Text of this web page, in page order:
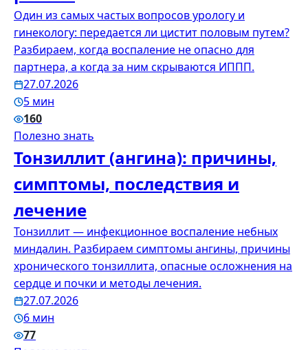
Один из самых частых вопросов урологу и
гинекологу: передается ли цистит половым путем?
Разбираем, когда воспаление не опасно для
партнера, а когда за ним скрываются ИППП.
27.07.2026
5 мин
160
Полезно знать
Тонзиллит (ангина): причины,
симптомы, последствия и
лечение
Тонзиллит — инфекционное воспаление небных
миндалин. Разбираем симптомы ангины, причины
хронического тонзиллита, опасные осложнения на
сердце и почки и методы лечения.
27.07.2026
6 мин
77